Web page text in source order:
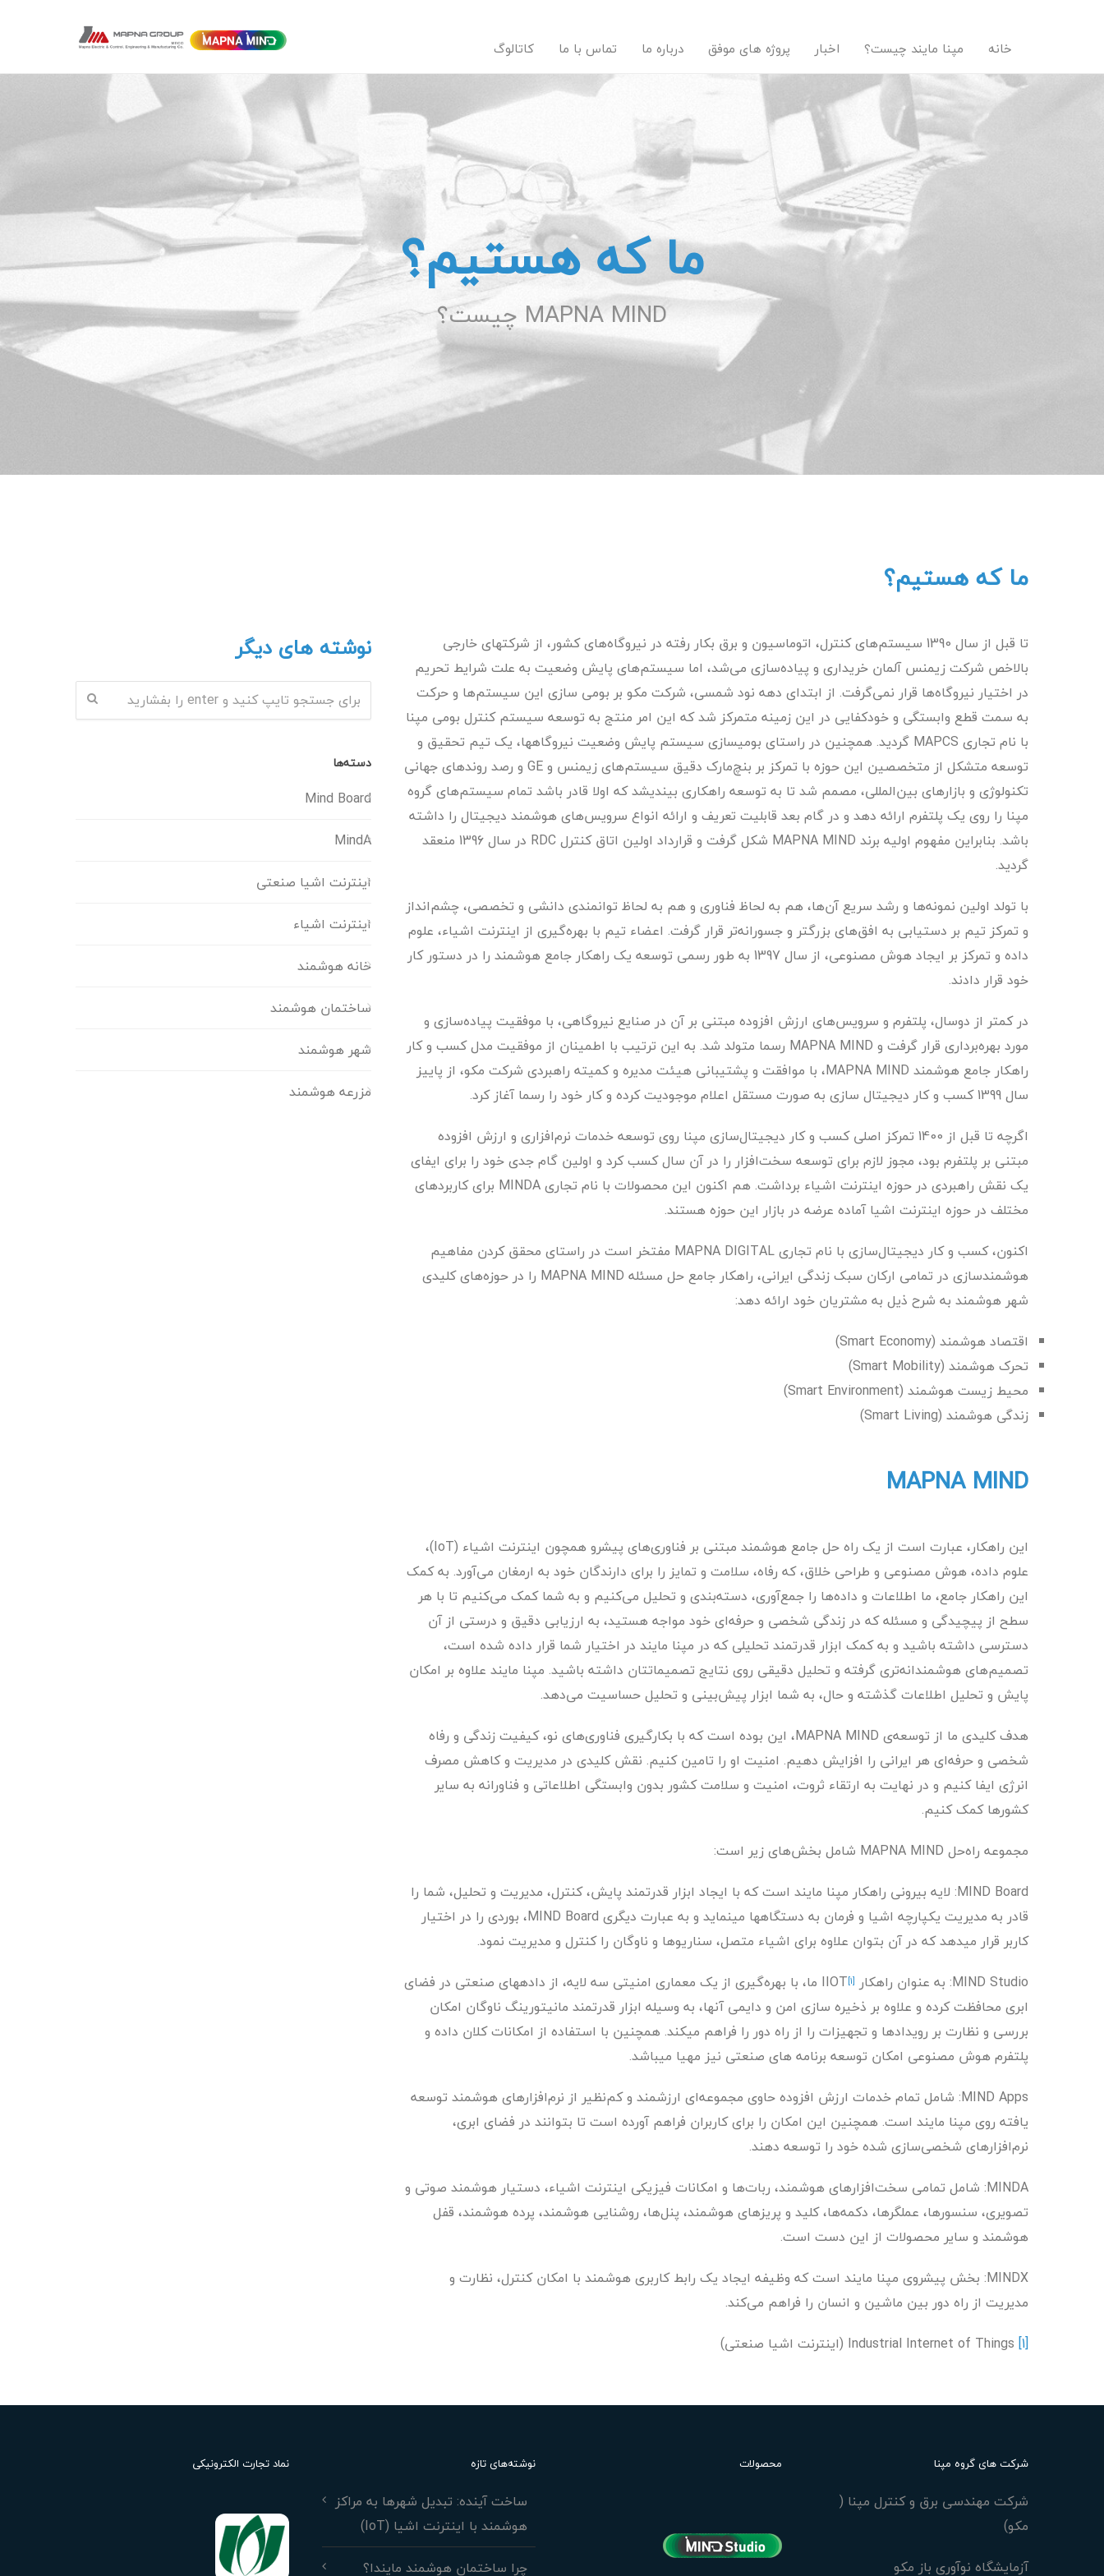
خانه مپنا مایند چیست؟ اخبار پروژه های موفق درباره ما تماس با ما کاتالوگ
ما که هستیم؟
MAPNA MIND چیست؟
ما که هستیم؟
نوشته های دیگر
دسته‌ها
Mind Board
MindA
اینترنت اشیا صنعتی
اینترنت اشیاء
خانه هوشمند
ساختمان هوشمند
شهر هوشمند
مزرعه هوشمند
تا قبل از سال 1390 سیستم‌های کنترل، اتوماسیون و برق بکار رفته در نیروگاه‌های کشور، از شرکتهای خارجی
بالاخص شرکت زیمنس آلمان خریداری و پیاده‌سازی می‌شد، اما سیستم‌های پایش وضعیت به علت شرایط تحریم
در اختیار نیروگاه‌ها قرار نمی‌گرفت. از ابتدای دهه نود شمسی، شرکت مکو بر بومی سازی این سیستم‌ها و حرکت
به سمت قطع وابستگی و خودکفایی در این زمینه متمرکز شد که این امر منتج به توسعه سیستم کنترل بومی مپنا
با نام تجاری MAPCS گردید. همچنین در راستای بومی­سازی سیستم پایش وضعیت نیروگاه­ها، یک تیم تحقیق و
توسعه متشکل از متخصصین این حوزه با تمرکز بر بنچ‌مارک دقیق سیستم‌های زیمنس و GE و رصد روند‌های جهانی
تکنولوژی و بازارهای بین‌المللی، مصمم شد تا به توسعه راهکاری بیندیشد که اولا قادر باشد تمام سیستم‌های گروه
مپنا را روی یک پلتفرم ارائه دهد و در گام بعد قابلیت تعریف و ارائه انواع سرویس‌های هوشمند دیجیتال را داشته
باشد. بنابراین مفهوم اولیه برند MAPNA MIND شکل گرفت و قرارداد اولین اتاق کنترل RDC در سال 1396 منعقد
گردید.
با تولد اولین نمونه‌ها و رشد سریع آن‌ها، هم به لحاظ فناوری و هم به لحاظ توانمندی دانشی و تخصصی، چشم‌انداز
و تمرکز تیم بر دستیابی به افق‌های بزرگتر و جسورانه‌تر قرار گرفت. اعضاء تیم با بهره‌گیری از اینترنت اشیاء، علوم
داده و تمرکز بر ایجاد هوش مصنوعی، از سال 1397 به طور رسمی توسعه یک راهکار جامع هوشمند را در دستور کار
خود قرار دادند.
در کمتر از دوسال، پلتفرم و سرویس‌های ارزش افزوده مبتنی بر آن در صنایع نیروگاهی، با موفقیت پیاده‌سازی و
مورد بهره‌برداری قرار گرفت و MAPNA MIND رسما متولد شد. به این ترتیب با اطمینان از موفقیت مدل کسب و کار
راهکار جامع هوشمند MAPNA MIND، با موافقت و پشتیبانی هیئت مدیره و کمیته راهبردی شرکت مکو، از پاییز
سال 1399 کسب و کار دیجیتال سازی به صورت مستقل اعلام موجودیت کرده و کار خود را رسما آغاز کرد.
اگرچه تا قبل از 1400 تمرکز اصلی کسب و کار دیجیتال‌سازی مپنا روی توسعه خدمات نرم‌افزاری و ارزش افزوده
مبتنی بر پلتفرم بود، مجوز لازم برای توسعه سخت‌افزار را در آن سال کسب کرد و اولین گام جدی خود را برای ایفای
یک نقش راهبردی در حوزه اینترنت اشیاء برداشت. هم اکنون این محصولات با نام تجاری MINDA برای کاربردهای
مختلف در حوزه اینترنت اشیا آماده عرضه در بازار این حوزه هستند.
اکنون، کسب و کار دیجیتال‌سازی با نام تجاری MAPNA DIGITAL مفتخر است در راستای محقق کردن مفاهیم
هوشمندسازی در تمامی ارکان سبک زندگی ایرانی، راهکار جامع حل مسئله MAPNA MIND را در حوزه‌های کلیدی
شهر هوشمند به شرح ذیل به مشتریان خود ارائه دهد:
اقتصاد هوشمند (Smart Economy)
تحرک هوشمند (Smart Mobility)
محیط زیست هوشمند (Smart Environment)
زندگی هوشمند (Smart Living)
MAPNA MIND
این راهکار، عبارت است از یک راه‌ حل جامع هوشمند مبتنی بر فناوری‌های پیشرو همچون اینترنت اشیاء (IoT)،
علوم داده، هوش مصنوعی و طراحی خلاق، که رفاه، سلامت و تمایز را برای دارندگان خود به ارمغان می‌آورد. به کمک
این راهکار جامع، ما اطلاعات و داده‌ها را جمع‌آوری، دسته‌بندی و تحلیل می‌کنیم و به شما کمک می‌کنیم تا با هر
سطح از پیچیدگی و مسئله که در زندگی شخصی و حرفه‌ای خود مواجه هستید، به ارزیابی دقیق و درستی از آن
دسترسی داشته باشید و به کمک ابزار قدرتمند تحلیلی که در مپنا مایند در اختیار شما قرار داده شده است،
تصمیم‌های هوشمندانه‌تری گرفته و تحلیل دقیقی روی نتایج تصمیماتتان داشته باشید. مپنا مایند علاوه بر امکان
پایش و تحلیل اطلاعات گذشته و حال، به شما ابزار پیش‌بینی و تحلیل حساسیت می‌دهد.
هدف کلیدی ما از توسعه‌ی MAPNA MIND، این بوده است که با بکارگیری فناوری‌های نو، کیفیت زندگی و رفاه
شخصی و حرفه‌ای هر ایرانی را افزایش دهیم. امنیت او را تامین کنیم. نقش کلیدی در مدیریت و کاهش مصرف
انرژی ایفا کنیم و در نهایت به ارتقاء ثروت، امنیت و سلامت کشور بدون وابستگی اطلاعاتی و فناورانه به سایر
کشورها کمک کنیم.
مجموعه راه‌حل MAPNA MIND شامل بخش‌های زیر است:
MIND Board: لایه بیرونی راهکار مپنا مایند است که با ایجاد ابزار قدرتمند پایش، کنترل، مدیریت و تحلیل، شما را
قادر به مدیریت یکپارچه اشیا و فرمان به دستگاهها مینماید و به عبارت دیگری MIND Board، بوردی را در اختیار
کاربر قرار میدهد که در آن بتوان علاوه برای اشیاء متصل، سناریوها و ناوگان را کنترل و مدیریت نمود.
MIND Studio: به عنوان راهکار IIOT
[1]
ما، با بهره‌گیری از یک معماری امنیتی سه لایه، از داده­های صنعتی در فضای
ابری محافظت کرده و علاوه بر ذخیره سازی امن و دایمی آنها، به وسیله ابزار قدرتمند مانیتورینگ ناوگان امکان
بررسی و نظارت بر رویدادها و تجهیزات را از راه دور را فراهم می­کند. همچنین با استفاده از امکانات کلان داده و
پلتفرم هوش مصنوعی امکان توسعه برنامه های صنعتی نیز مهیا میباشد.
MIND Apps: شامل تمام خدمات ارزش افزوده حاوی مجموعه‌ای ارزشمند و کم‌نظیر از نرم‌افزارهای هوشمند توسعه
یافته روی مپنا مایند است. همچنین این امکان را برای کاربران فراهم آورده است تا بتوانند در فضای ابری،
نرم‌افزارهای شخصی‌سازی شده خود را توسعه دهند.
MINDA: شامل تمامی سخت‌افزارهای هوشمند، ربات‌ها و امکانات فیزیکی اینترنت اشیاء، دستیار هوشمند صوتی و
تصویری، سنسورها، عملگرها، دکمه‌ها، کلید و پریزهای هوشمند، پنل‌ها، روشنایی هوشمند، پرده هوشمند، قفل
هوشمند و سایر محصولات از این دست است.‎
MINDX: بخش پیشروی مپنا مایند است که وظیفه ایجاد یک رابط کاربری هوشمند با امکان کنترل، نظارت و
مدیریت از راه دور بین ماشین و انسان را فراهم می‌کند.
[1]
شرکت های گروه مپنا
شرکت مهندسی برق و کنترل مپنا (
مکو)
آزمایشگاه نوآوری باز مکو
محصولات نوشته‌های تازه
ساخت آینده: تبدیل شهرها به مراکز
هوشمند با اینترنت اشیا (IoT)
چرا ساختمان هوشمند مایندا؟
نماد تجارت الکترونیکی